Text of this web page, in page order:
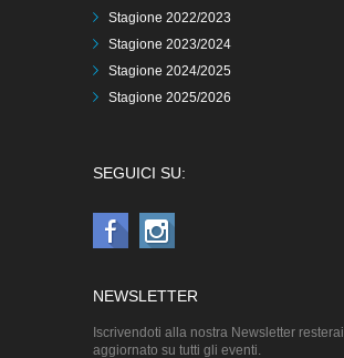
Stagione 2022/2023
Stagione 2023/2024
Stagione 2024/2025
Stagione 2025/2026
SEGUICI SU:
NEWSLETTER
Iscrivendoti alla nostra Newsletter resterai
aggiornato su tutti gli eventi.